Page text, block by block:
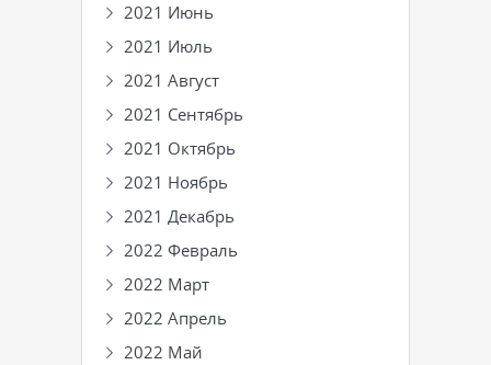
2021 Июнь
2021 Июль
2021 Август
2021 Сентябрь
2021 Октябрь
2021 Ноябрь
2021 Декабрь
2022 Февраль
2022 Март
2022 Апрель
2022 Май